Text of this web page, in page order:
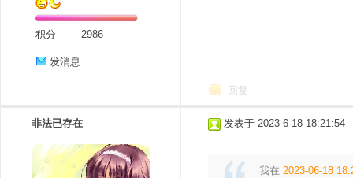
积分 2986
发消息
回复
非法已存在 发表于 2023-6-18 18:21:54
我在 2023-06-18